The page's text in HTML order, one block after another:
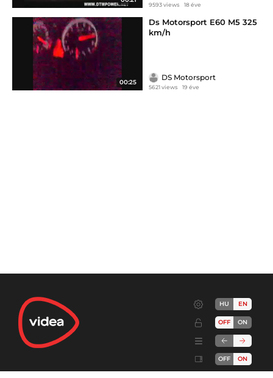
9593 views 18 éve
00:25
Ds Motorsport E60 M5 325
km/h
DS Motorsport
5621 views 19 éve
HU EN
OFF ON
OFF ON